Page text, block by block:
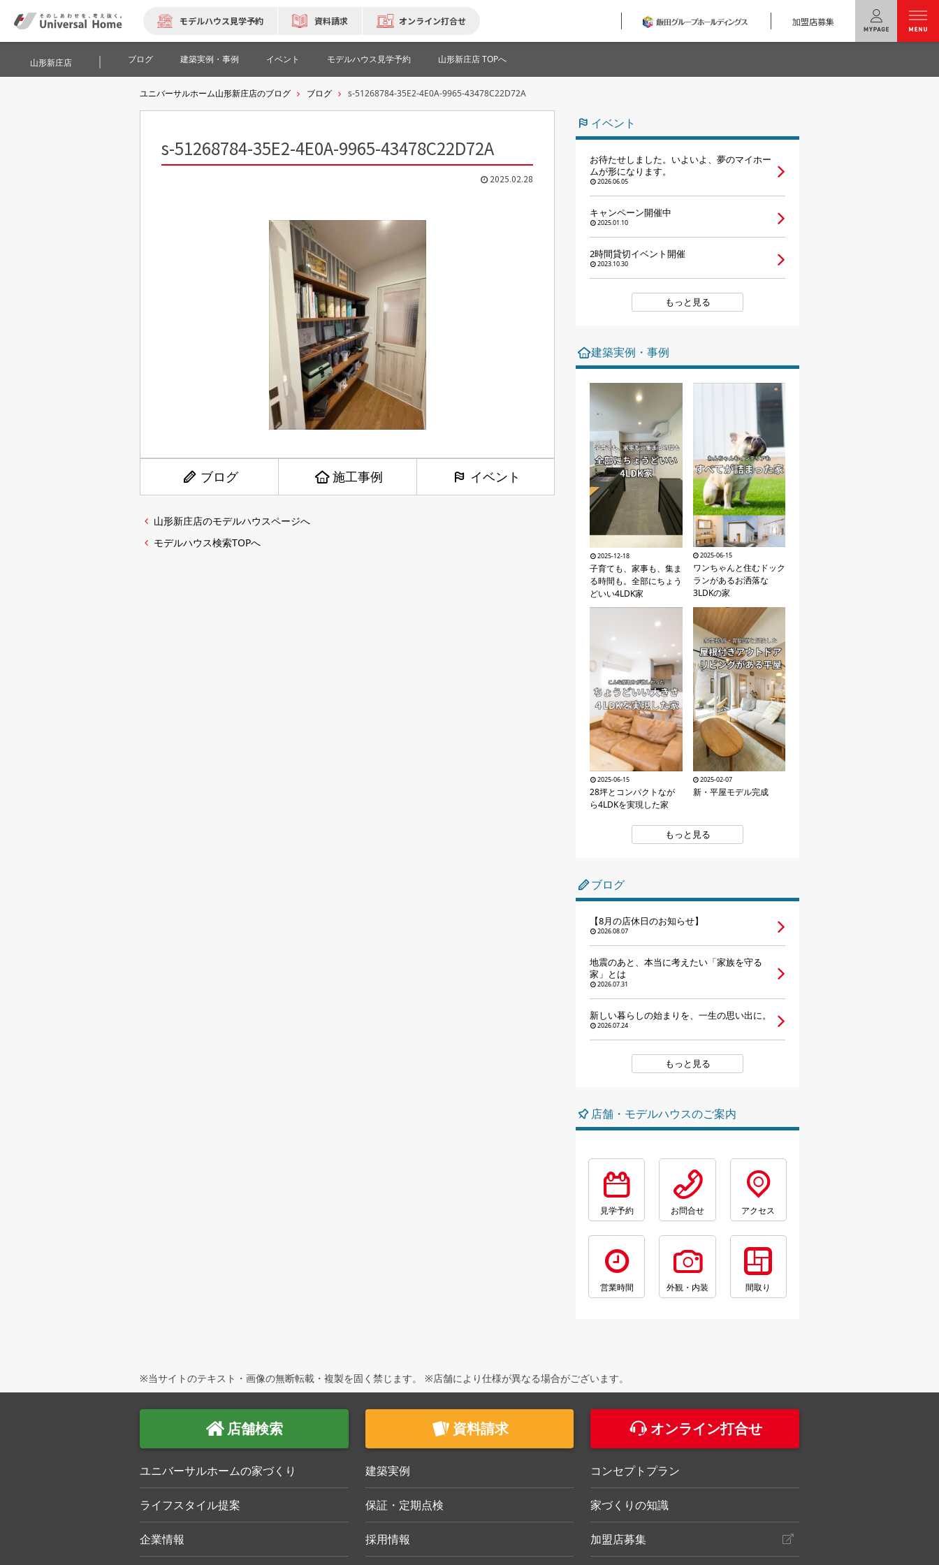
モデルハウス見学予約 資料請求 オンライン打合せ 加盟店募集
テクノロジー
建築実例
キャンペーン・コラボ情報
企業情報
お問い合わせ
山形新庄店 ブログ 建築実例・事例 イベント モデルハウス見学予約 山形新庄店 TOPへ
ユニバーサルホーム山形新庄店のブログ ブログ s-51268784-35E2-4E0A-9965-43478C22D72A
s-51268784-35E2-4E0A-9965-43478C22D72A
2025.02.28
ブログ 施工事例 イベント
山形新庄店のモデルハウスページへ
モデルハウス検索TOPへ
イベント
お待たせしました。いよいよ、夢のマイホー
ムが形になります。
2026.06.05
キャンペーン開催中
2025.01.10
2時間貸切イベント開催
2023.10.30
もっと見る
建築実例・事例
2025-12-18
子育ても、家事も、集ま
る時間も。全部にちょう
どいい4LDK家
2025-06-15
ワンちゃんと住むドック
ランがあるお洒落な
3LDKの家
2025-06-15
28坪とコンパクトなが
ら4LDKを実現した家
2025-02-07
新・平屋モデル完成
もっと見る
ブログ
【8月の店休日のお知らせ】
2026.08.07
地震のあと、本当に考えたい「家族を守る
家」とは
2026.07.31
新しい暮らしの始まりを、一生の思い出に。
2026.07.24
もっと見る
店舗・モデルハウスのご案内
見学予約 お問合せ アクセス
営業時間 外観・内装 間取り
※当サイトのテキスト・画像の無断転載・複製を固く禁じます。 ※店舗により仕様が異なる場合がございます。
店舗検索 資料請求 オンライン打合せ
ユニバーサルホームの家づくり 建築実例 コンセプトプラン
ライフスタイル提案 保証・定期点検 家づくりの知識
企業情報 採用情報 加盟店募集